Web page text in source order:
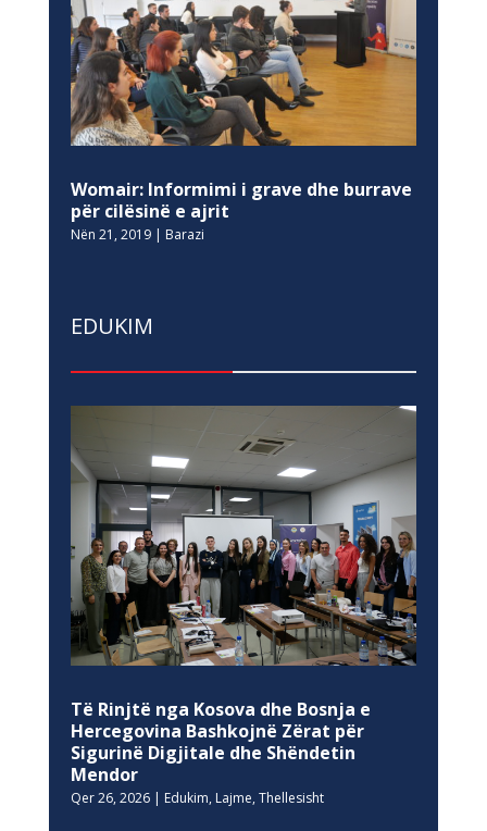
Womair: Informimi i grave dhe burrave
për cilësinë e ajrit
Nën 21, 2019| Barazi
EDUKIM
Të Rinjtë nga Kosova dhe Bosnja e
Hercegovina Bashkojnë Zërat për
Sigurinë Digjitale dhe Shëndetin
Mendor
Qer 26, 2026| Edukim, Lajme, Thellesisht